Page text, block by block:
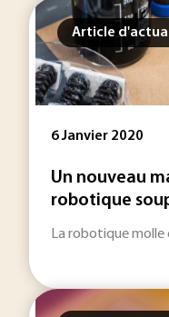
Article
6 Janvier 2020
Un nouveau
robotique
La robotique molle